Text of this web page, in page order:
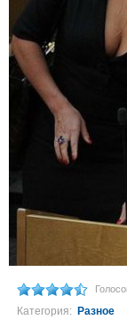
Категория: Разное